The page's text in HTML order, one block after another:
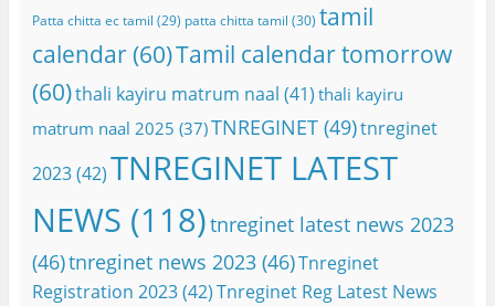
Patta chitta ec tamil (29) patta chitta tamil (30) tamil
calendar(60)Tamil calendar tomorrow
(60)thali kayiru matrum naal (41) thali kayiru
matrum naal 2025 (37)TNREGINET(49)tnreginet
2023(42)TNREGINET LATEST
NEWS (118)tnreginet latest news 2023
(46)tnreginet news 2023(46)Tnreginet
Registration 2023(42)Tnreginet Reg Latest News